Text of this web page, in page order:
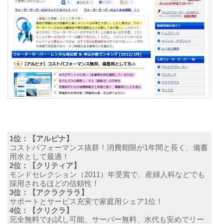
1位：【アルピナ】
コストパフォーマンス抜群！消費期限が1年間と長く、備蓄
用水として最適！
2位：【クリティア】
モンドセレクション（2011）年受賞で、産婦人科などでも
採用されるほどの信頼性！
3位：【アクラクララ】
サポートとサービス充実で家庭用シェア1位！
4位：【クリクラ】
完全無料でお試し可能、サーバー無料、水代も安めでリー